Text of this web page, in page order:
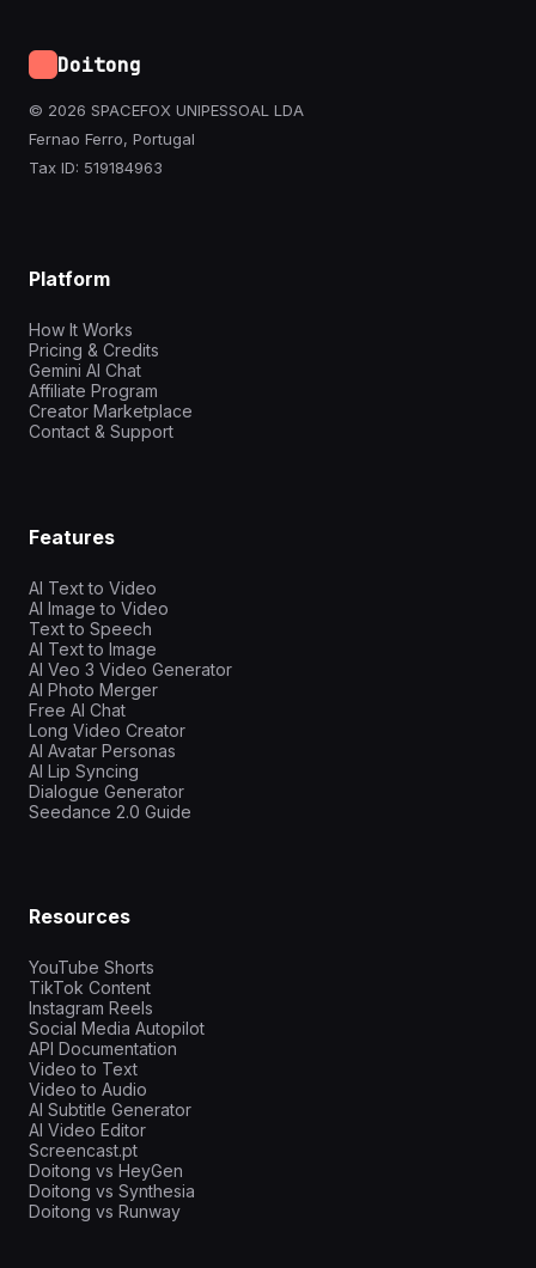
Doitong
© 2026 SPACEFOX UNIPESSOAL LDA
Fernao Ferro, Portugal
Tax ID: 519184963
Platform
How It Works
Pricing & Credits
Gemini AI Chat
Affiliate Program
Creator Marketplace
Contact & Support
Features
AI Text to Video
AI Image to Video
Text to Speech
AI Text to Image
AI Veo 3 Video Generator
AI Photo Merger
Free AI Chat
Long Video Creator
AI Avatar Personas
AI Lip Syncing
Dialogue Generator
Seedance 2.0 Guide
Resources
YouTube Shorts
TikTok Content
Instagram Reels
Social Media Autopilot
API Documentation
Video to Text
Video to Audio
AI Subtitle Generator
AI Video Editor
Screencast.pt
Doitong vs HeyGen
Doitong vs Synthesia
Doitong vs Runway